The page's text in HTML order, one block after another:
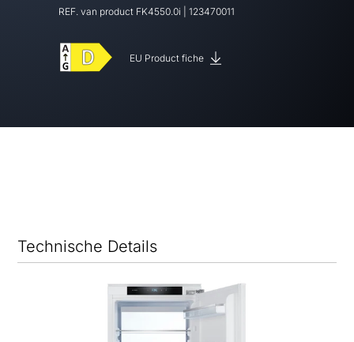
REF. van product FK4550.0i 123470011
EU Product fiche
Technische Details